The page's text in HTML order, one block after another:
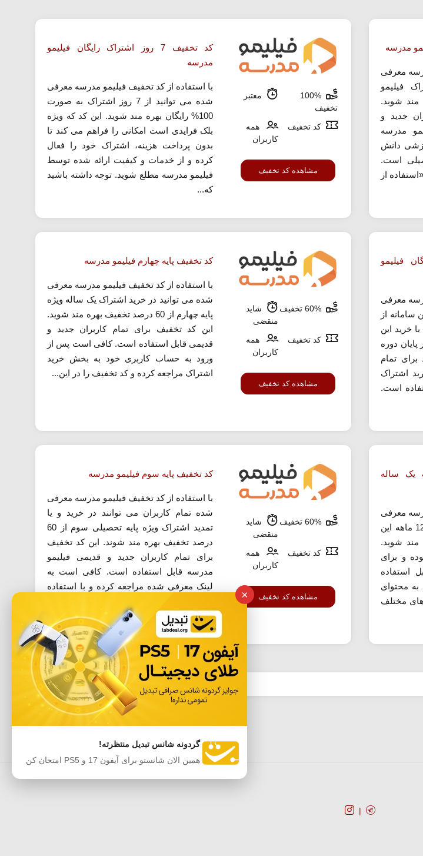
مدرسه
معرفی
فیلیمو
مند شوید.
جدید و
مدرسه
دانش
است.
از
100%
تخفیف
معتبر
کد تخفیف
همه
کاربران
مشاهده کد تخفیف
کد تخفیف 7 روز اشتراک رایگان فیلیمو
مدرسه
با استفاده از کد تخفیف فیلیمو مدرسه معرفی
شده می توانید از 7 روز اشتراک به صورت
100% رایگان بهره مند شوید. این کد که ویژه
بلک فرایدی است امکانی را فراهم می کند تا
بدون پرداخت هزینه، اشتراک خود را فعال
کرده و از خدمات و کیفیت ارائه شده توسط
فیلیمو مدرسه مطلع شوید. توجه داشته باشید
که...
فیلیمو
معرفی
سامانه از
خرید این
در پایان دوره
تمام
اشتراک
است.
شاید
منقضی
کد تخفیف
همه
کاربران
مشاهده کد تخفیف
کد تخفیف پایه چهارم فیلیمو مدرسه
با استفاده از کد تخفیف فیلیمو مدرسه معرفی
شده می توانید در خرید اشتراک یک ساله ویژه
پایه چهارم از 60 درصد تخفیف بهره مند شوید.
این کد تخفیف برای تمام کاربران جدید و
قدیمی قابل استفاده است. کافی است پس از
ورود به حساب کاربری خود به بخش خرید
اشتراک مراجعه کرده و کد تخفیف را در این...
یک ساله
معرفی
شده می توانید در خرید اشتراک 12 ماهه این
مند شوید.
و برای
استفاده
به محتوای
مختلف
شاید
منقضی
کد تخفیف
همه
کاربران
مشاهده کد تخفیف
کد تخفیف پایه سوم فیلیمو مدرسه
با استفاده از کد تخفیف فیلیمو مدرسه معرفی
شده تمام کاربران می توانند در خرید و یا
تمدید اشتراک ویژه پایه تحصیلی سوم از 60
درصد تخفیف بهره مند شوند. این کد تخفیف
برای تمام کاربران جدید و قدیمی فیلیمو
مدرسه قابل استفاده است. کافی است به
لینک معرفی شده مراجعه کرده و با استفاده
×
گردونه شانس تبدیل منتظرته!
همین الان شانستو برای آیفون 17 و PS5 امتحان کن